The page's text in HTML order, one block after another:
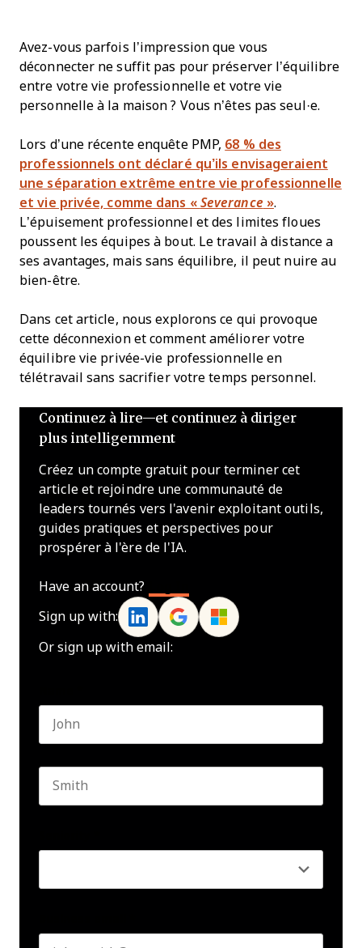
Avez-vous parfois l’impression que vous
déconnecter ne suffit pas pour préserver l’équilibre
entre votre vie professionnelle et votre vie
personnelle à la maison ? Vous n’êtes pas seul·e.
Lors d’une récente enquête PMP, 68 % des
professionnels ont déclaré qu’ils envisageraient
une séparation extrême entre vie professionnelle
et vie privée, comme dans « Severance ».
L’épuisement professionnel et des limites floues
poussent les équipes à bout. Le travail à distance a
ses avantages, mais sans équilibre, il peut nuire au
bien-être.
Dans cet article, nous explorons ce qui provoque
cette déconnexion et comment améliorer votre
équilibre vie privée-vie professionnelle en
télétravail sans sacrifier votre temps personnel.
Continuez à lire—et continuez à diriger
plus intelligemment
Créez un compte gratuit pour terminer cet
article et rejoindre une communauté de
leaders tournés vers l'avenir exploitant outils,
guides pratiques et perspectives pour
prospérer à l'ère de l'IA.
Have an account?
Sign up with:
Or sign up with email: